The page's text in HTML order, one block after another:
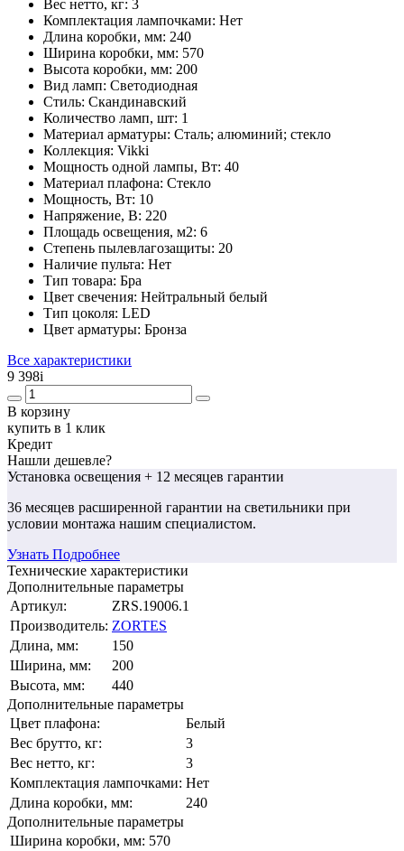
Вес нетто, кг: 3
Комплектация лампочками: Нет
Длина коробки, мм: 240
Ширина коробки, мм: 570
Высота коробки, мм: 200
Вид ламп: Светодиодная
Стиль: Скандинавский
Количество ламп, шт: 1
Материал арматуры: Сталь; алюминий; стекло
Коллекция: Vikki
Мощность одной лампы, Вт: 40
Материал плафона: Стекло
Мощность, Вт: 10
Напряжение, В: 220
Площадь освещения, м2: 6
Степень пылевлагозащиты: 20
Наличие пульта: Нет
Тип товара: Бра
Цвет свечения: Нейтральный белый
Тип цоколя: LED
Цвет арматуры: Бронза
Все характеристики
9 398i
В корзину
купить в 1 клик
Кредит
Нашли дешевле?
Установка освещения + 12 месяцев гарантии
36 месяцев расширенной гарантии на светильники при
условии монтажа нашим специалистом.
Узнать Подробнее
Технические характеристики
Дополнительные параметры
Артикул:
ZRS.19006.1
Производитель: ZORTES
Длина, мм:
150
Ширина, мм:
200
Высота, мм:
440
Дополнительные параметры
Цвет плафона:
Белый
Вес брутто, кг:
3
Вес нетто, кг:
3
Комплектация лампочками: Нет
Длина коробки, мм:
240
Дополнительные параметры
Ширина коробки, мм: 570